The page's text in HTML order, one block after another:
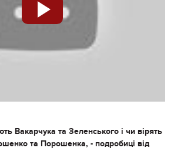
Вакарчука та Зеленського і чи вірять
та Порошенка, - подробиці від